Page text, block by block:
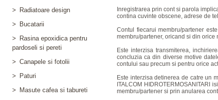
>
Radiatoare design
>
Bucatarii
>
Rasina epoxidica pentru
pardoseli si pereti
> Canapele si fotolii
>
Paturi
>
Masute cafea si tabureti
Inregistrarea prin cont si parola
contina cuvinte obscene, adrese de
Contul fiecarui membru/partener
membru/partener, oricand si din orice
Este interzisa transmiterea,
concluzia ca din diverse motive
contului sau precum si pentru orice
Este interzisa detinerea de catre un
ITALCOM
membru/partener si prin anularea